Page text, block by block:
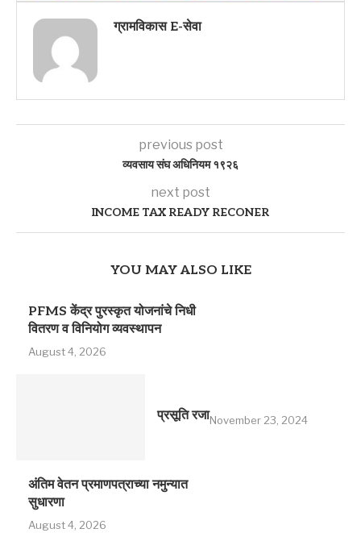
ग्रामविकास E-सेवा
previous post
व्यवसाय संघ अधिनियम १९२६
next post
INCOME TAX READY RECONER
YOU MAY ALSO LIKE
PFMS केंद्र पुरस्कृत योजनांचे निधी
वितरण व विनियोग व्यवस्थापन
August 4, 2026
प्रसूति रजाNovember 23, 2024
अंतिम वेतन प्रमाणपत्राच्या नमुन्यात
सुधारणा
August 4, 2026